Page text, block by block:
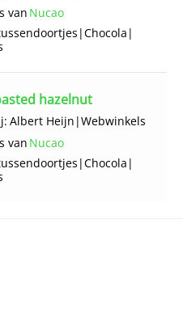
van Nucao
|Chocola |
hazelnut
Albert Heijn |Webwinkels
van Nucao
|Chocola |